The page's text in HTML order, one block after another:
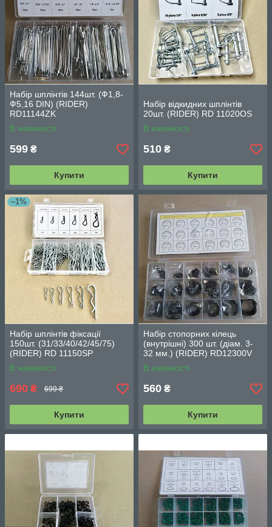
Набір шплінтів 144шт. (Ф1,8-
Ф5,16 DIN) (RIDER)
RD11144ZK
В наявності
599 ₴
Купити
Набір відкидних шплінтів
20шт. (RIDER) RD 11020OS
В наявності
510 ₴
Купити
–1%
Набір шплінтів фіксації
150шт. (31/33/40/42/45/75)
(RIDER) RD 11150SP
В наявності
690 ₴ 699 ₴
Купити
Набір стопорних кілець
(внутрішні) 300 шт. (діам. 3-
32 мм.) (RIDER) RD12300V
В наявності
560 ₴
Купити